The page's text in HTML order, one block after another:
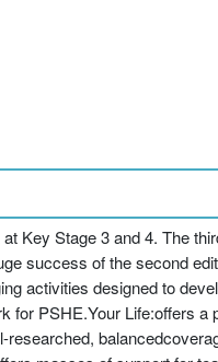
Key Stage 3 and 4. The
success of the second
activities designed to
for PSHE.Your Life:offers